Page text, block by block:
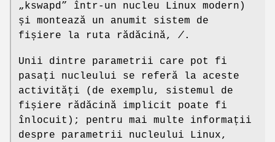
„kswapd” într-un nucleu Linux modern)
și montează un anumit sistem de
fișiere la ruta rădăcină, / .
Unii dintre parametrii care pot fi
pasați nucleului se referă la aceste
activități (de exemplu, sistemul de
fișiere rădăcină implicit poate fi
înlocuit); pentru mai multe informații
despre parametrii nucleului Linux,